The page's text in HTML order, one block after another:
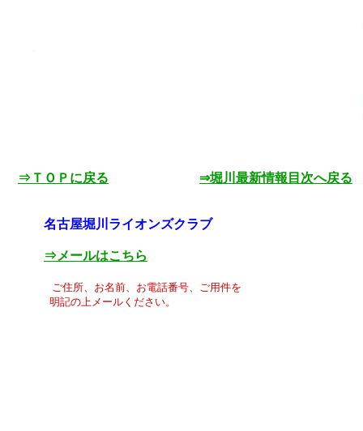
⇒ＴＯＰに戻る ⇒堀川最新情報目次へ戻る
名古屋堀川ライオンズクラブ
⇒メールはこちら
ご住所、お名前、お電話番号、ご用件を
明記の上メールください。